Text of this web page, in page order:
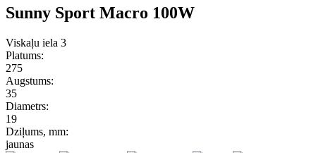
Sunny Sport Macro 100W
Viskaļu iela 3
Platums:
275
Augstums:
35
Diametrs:
19
Dziļums, mm:
jaunas